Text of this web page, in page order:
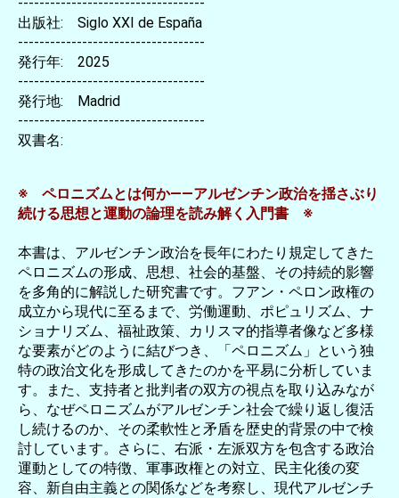
-----------------------------------
出版社: Siglo XXI de España
-----------------------------------
発行年: 2025
-----------------------------------
発行地: Madrid
-----------------------------------
双書名:
※ ペロニズムとは何か――アルゼンチン政治を揺さぶり
続ける思想と運動の論理を読み解く入門書 ※
本書は、アルゼンチン政治を長年にわたり規定してきた
ペロニズムの形成、思想、社会的基盤、その持続的影響
を多角的に解説した研究書です。フアン・ペロン政権の
成立から現代に至るまで、労働運動、ポピュリズム、ナ
ショナリズム、福祉政策、カリスマ的指導者像など多様
な要素がどのように結びつき、「ペロニズム」という独
特の政治文化を形成してきたのかを平易に分析していま
す。また、支持者と批判者の双方の視点を取り込みなが
ら、なぜペロニズムがアルゼンチン社会で繰り返し復活
し続けるのか、その柔軟性と矛盾を歴史的背景の中で検
討しています。さらに、右派・左派双方を包含する政治
運動としての特徴、軍事政権との対立、民主化後の変
容、新自由主義との関係などを考察し、現代アルゼンチ